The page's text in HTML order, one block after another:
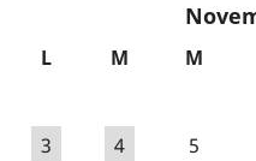
L M M
3
4 5